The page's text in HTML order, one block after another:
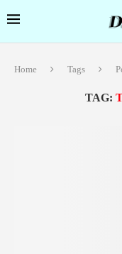
Home Tags
TAG: